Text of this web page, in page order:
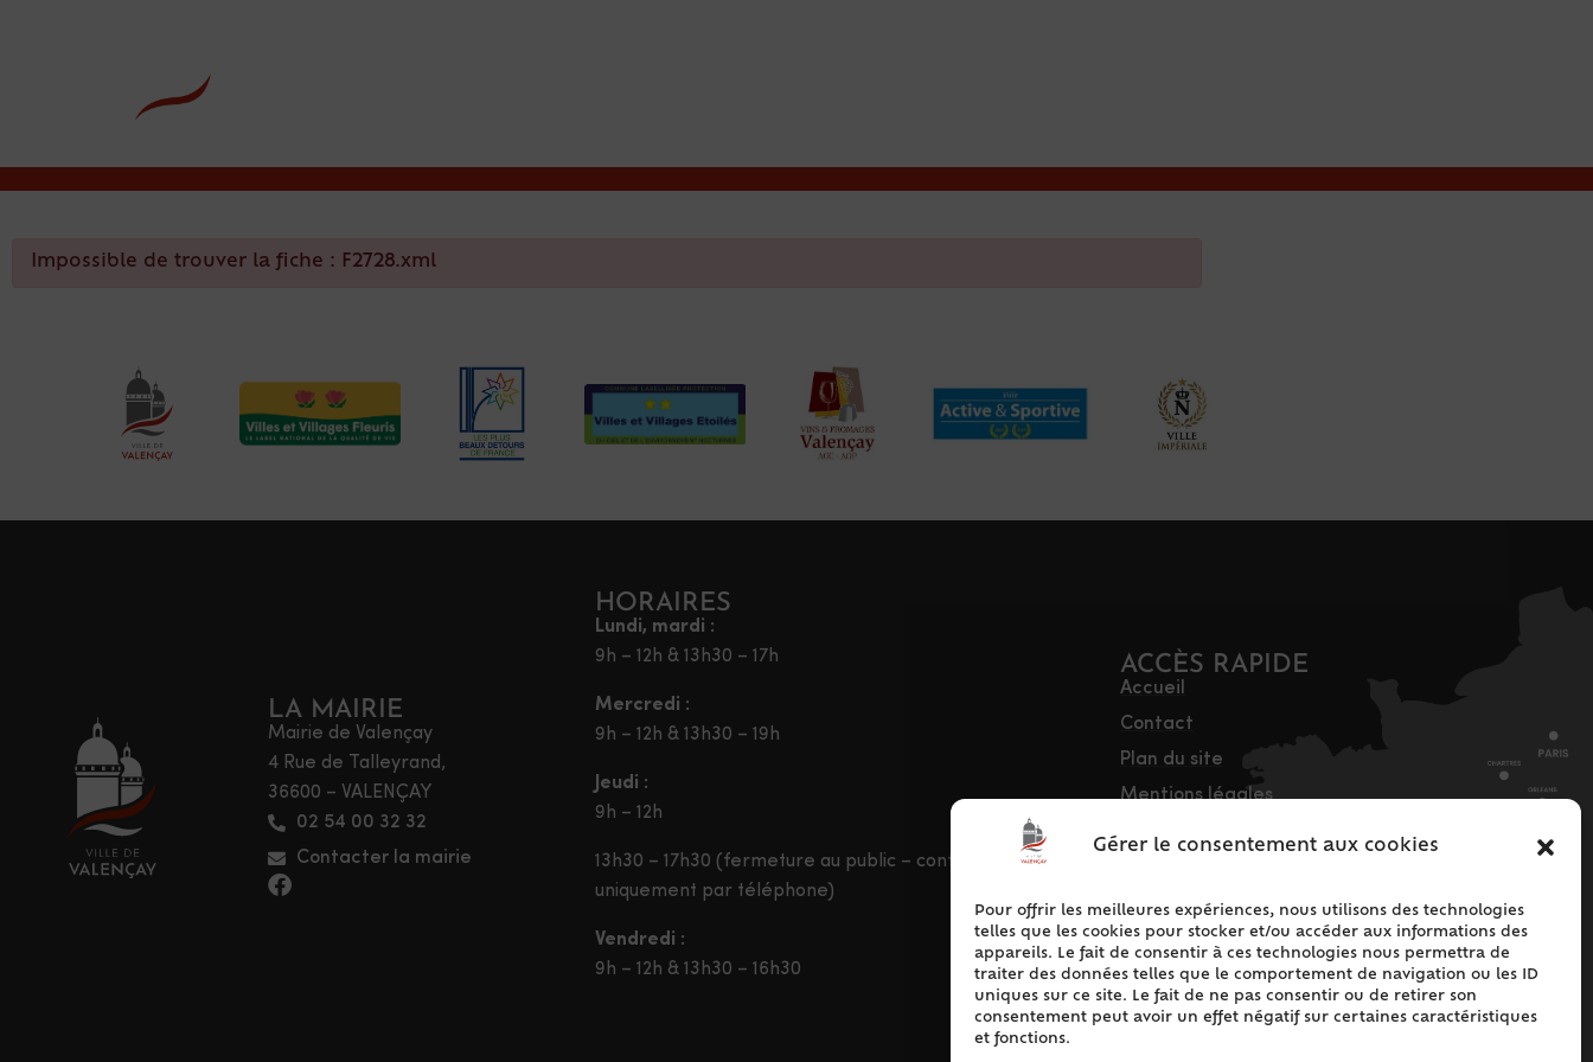
Gérer le consentement aux cookies
Pour offrir les meilleures expériences, nous utilisons des technologies
telles que les cookies pour stocker et/ou accéder aux informations des
appareils. Le fait de consentir à ces technologies nous permettra de
traiter des données telles que le comportement de navigation ou les ID
uniques sur ce site. Le fait de ne pas consentir ou de retirer son
consentement peut avoir un effet négatif sur certaines caractéristiques
et fonctions.
Impossible de trouver la fiche : F2728.xml
LA MAIRIE
Mairie de Valençay
4 Rue de Talleyrand,
36600 – VALENÇAY
02 54 00 32 32
Contacter la mairie
HORAIRES
Lundi, mardi :
9h – 12h & 13h30 – 17h
Mercredi :
9h – 12h & 13h30 – 19h
Jeudi :
9h – 12h
13h30 – 17h30 (fermeture au public – contact
uniquement par téléphone)
Vendredi :
9h – 12h & 13h30 – 16h30
ACCÈS RAPIDE
Accueil
Contact
Plan du site
Mentions légales
(UE)